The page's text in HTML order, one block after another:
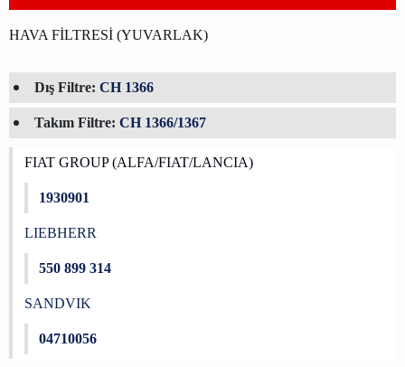
HAVA FİLTRESİ (YUVARLAK)
Dış Filtre: CH 1366
Takım Filtre: CH 1366/1367
FIAT GROUP (ALFA/FIAT/LANCIA)
1930901
LIEBHERR
550 899 314
SANDVIK
04710056